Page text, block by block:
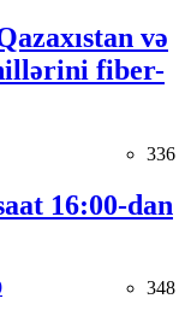
və
fiber-
336
16:00-dan
348